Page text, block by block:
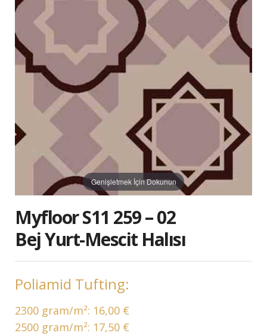
Genişletmek İçin Dokunun
Myfloor S11 259 – 02
Bej Yurt-Mescit Halısı
Poliamid Tufting:
2300 gram/m²: 16,00 €
2500 gram/m²: 17,50 €